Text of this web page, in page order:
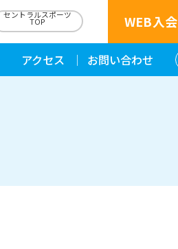
セントラルスポーツ
TOP WEB入会
アクセス お問い合わせ